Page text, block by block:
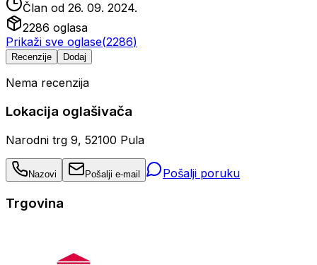
Član od 26. 09. 2024.
2286 oglasa
Prikaži sve oglase(2286)
Recenzije Dodaj
Nema recenzija
Lokacija oglašivača
Narodni trg 9, 52100 Pula
Nazovi Pošalji e-mail Pošalji poruku
Trgovina